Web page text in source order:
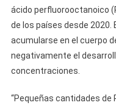
ácido perfluorooctanoico
de los países desde
acumularse en el cuerpo
negativamente el
concentraciones.
“Pequeñas cantidades de